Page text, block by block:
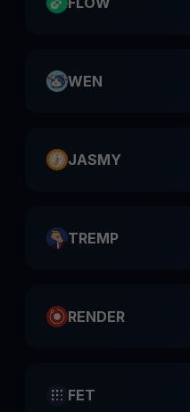
WEN
JASMY
TREMP
RENDER
FET